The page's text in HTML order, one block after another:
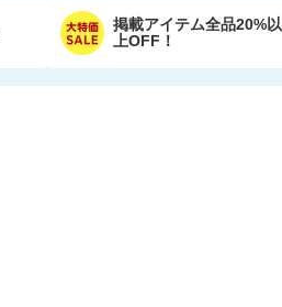
掲載アイテム全品20%以
上OFF！